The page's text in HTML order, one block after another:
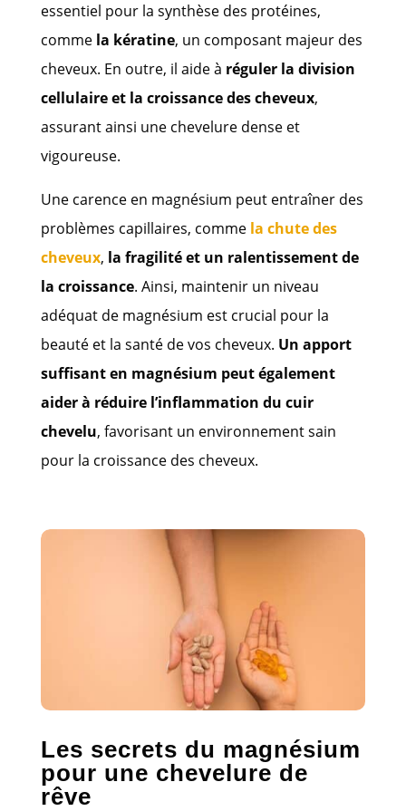
essentiel pour la synthèse des protéines,
comme la kératine, un composant majeur des
cheveux. En outre, il aide à réguler la division
cellulaire et la croissance des cheveux,
assurant ainsi une chevelure dense et
vigoureuse.
Une carence en magnésium peut entraîner des
problèmes capillaires, comme la chute des
cheveux, la fragilité et un ralentissement de
la croissance. Ainsi, maintenir un niveau
adéquat de magnésium est crucial pour la
beauté et la santé de vos cheveux. Un apport
suffisant en magnésium peut également
aider à réduire l’inflammation du cuir
chevelu, favorisant un environnement sain
pour la croissance des cheveux.
Les secrets du magnésium
pour une chevelure de
rêve